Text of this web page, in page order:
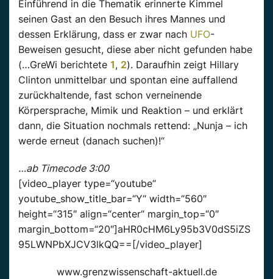
Einführend in die Thematik erinnerte Kimmel
seinen Gast an den Besuch ihres Mannes und
dessen Erklärung, dass er zwar nach UFO-
Beweisen gesucht, diese aber nicht gefunden habe
(…GreWi berichtete 1, 2). Daraufhin zeigt Hillary
Clinton unmittelbar und spontan eine auffallend
zurückhaltende, fast schon verneinende
Körpersprache, Mimik und Reaktion – und erklärt
dann, die Situation nochmals rettend: „Nunja – ich
werde erneut (danach suchen)!“
…ab Timecode 3:00
[video_player type=“youtube“
youtube_show_title_bar=“Y“ width=“560″
height=“315″ align=“center“ margin_top=“0″
margin_bottom=“20″]aHR0cHM6Ly95b3V0dS5iZS
95LWNPbXJCV3lkQQ==[/video_player]
www.grenzwissenschaft-aktuell.de